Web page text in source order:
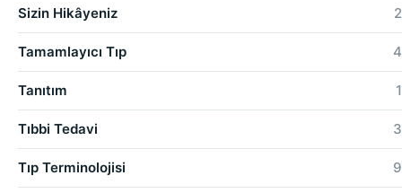
Sizin Hikâyeniz 2
Tamamlayıcı Tıp 4
Tanıtım 1
Tıbbi Tedavi 3
Tıp Terminolojisi 9